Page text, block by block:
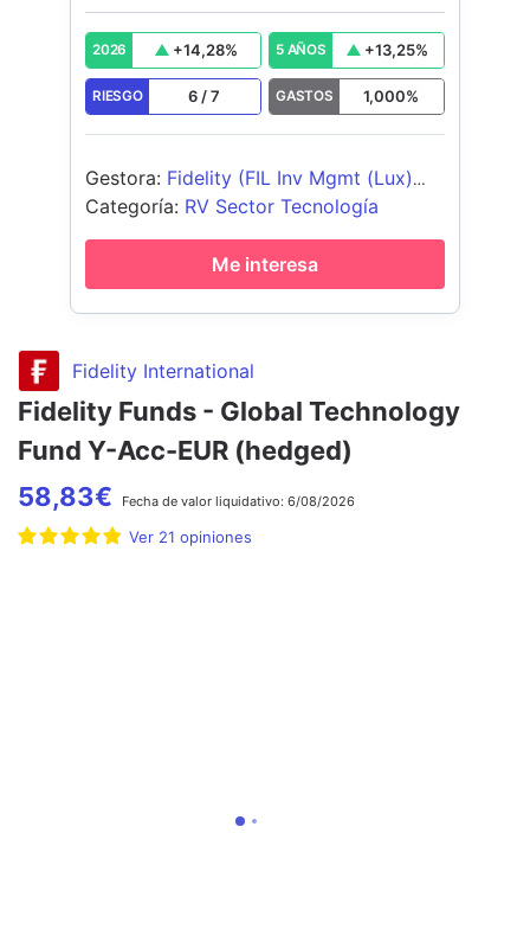
Fidelity International
Fidelity Funds - Global Technology
Fund Y-Acc-EUR (hedged)
58,83€ Fecha de valor liquidativo: 6/08/2026
Ver 21 opiniones
2026 +14,28% 5 AÑOS +13,25%
RIESGO 6 /7 GASTOS 1,000%
Gestora: Fidelity (FIL Inv Mgmt (Lux)
S.A.)
Categoría: RV Sector Tecnología
Me interesa